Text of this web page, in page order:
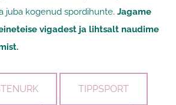
juba kogenud spordihunte. Jagame
vigadest ja lihtsalt naudime
TIPPSPORT